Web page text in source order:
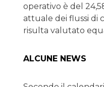
operativo è del
attuale dei flussi di
risulta valutato
ALCUNE NEWS